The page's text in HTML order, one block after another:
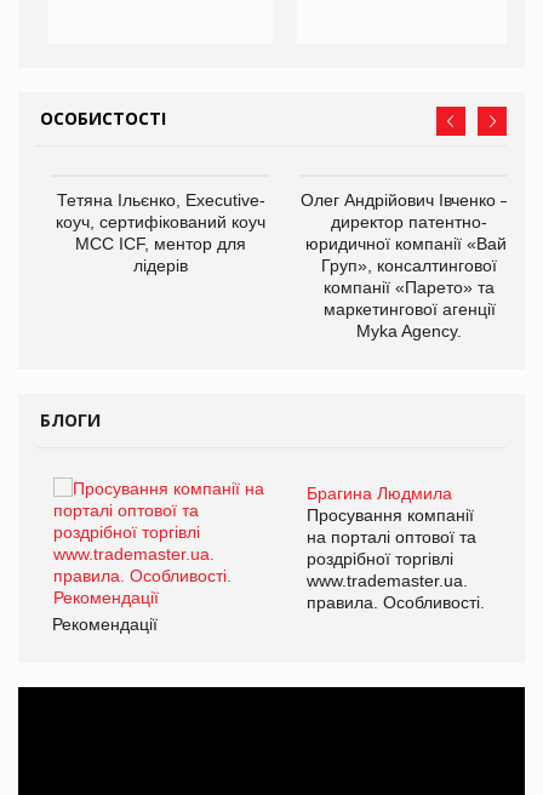
ОСОБИСТОСТІ
Тетяна Ільєнко, Executive-
коуч, сертифікований коуч
МСС ICF, ментор для
лідерів
Олег Андрійович Івченко —
директор патентно-
юридичної компанії «Вайз
Груп», консалтингової
компанії «Парето» та
маркетингової агенції
Myka Agency.
БЛОГИ
Брагина Людмила
Просування компанії
на порталі оптової та
роздрібної торгівлі
www.trademaster.ua.
правила. Особливості.
Рекомендації